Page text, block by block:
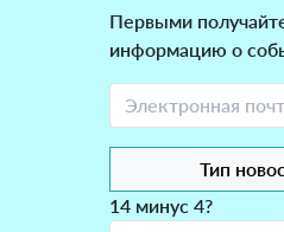
Первыми
информацию о
Тип
14 минус 4?